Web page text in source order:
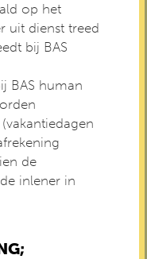
op het
uit dienst treed
bij BAS
BAS human
de
inlener in